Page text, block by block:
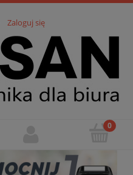
Zaloguj się